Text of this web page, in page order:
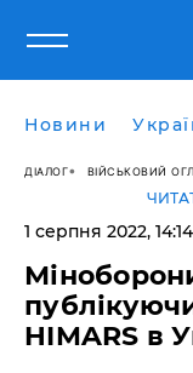
Новини
ДІАЛОГ ВІЙСЬКОВИЙ
1 серпня 2022, 14:14
HIMARS в